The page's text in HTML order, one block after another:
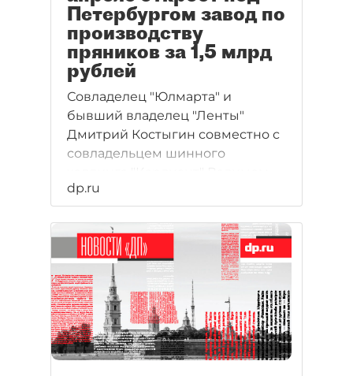
Петербургом завод по
производству
пряников за 1,5 млрд
рублей
Совладелец "Юлмарта" и
бывший владелец "Ленты"
Дмитрий Костыгин совместно с
совладельцем шинного
Гуриновым в апреле открывают
новую фабрику по производству
овсяного печенья и пряников в
промзоне Горелово, на
Волхонском шоссе.
dp.ru